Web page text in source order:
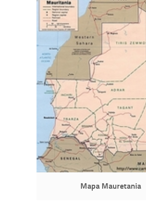
Mapa Mauretania